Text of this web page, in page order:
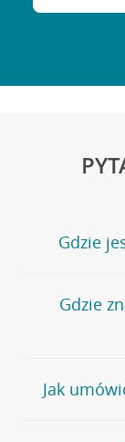
Gdzie
Jeśli szukasz
stronęPlacówki
wygodna
oddziałów
Gdzie
Bank Credit
telefonu do
Jak